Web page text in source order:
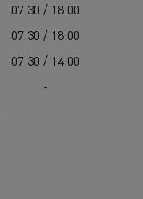
07:30 / 18:00
07:30 / 18:00
07:30 / 14:00
-